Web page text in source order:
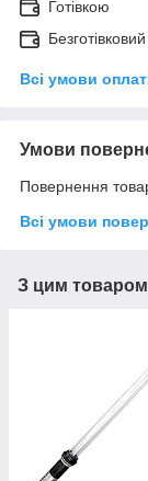
Готівкою
Всі умови
Умови
Повернення
Всі умови
З цим